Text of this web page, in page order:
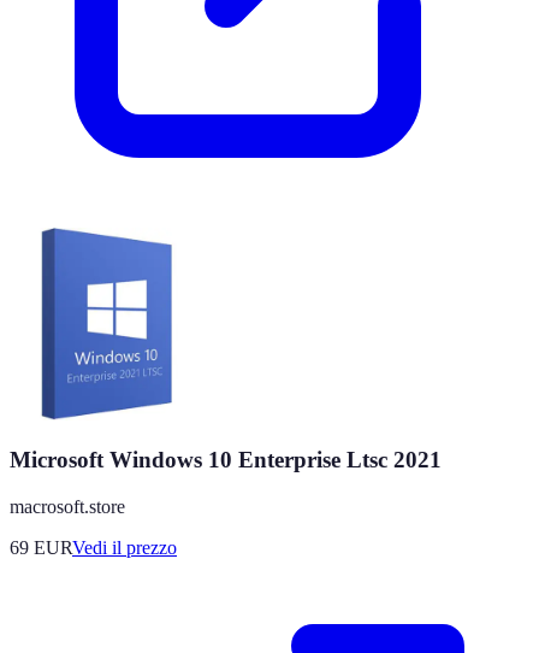
Microsoft Windows 10 Enterprise Ltsc 2021
macrosoft.store
69 EURVedi il prezzo